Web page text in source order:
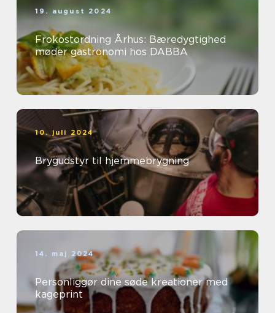
19. august 2024
Frokostordning Århus: Bæredygtighed
møder gastronomi hos DABBA
10. juli 2024
Brygudstyr til hjemmebrygning
14. maj 2024
Personliggør dine søde kreationer med
kageprint